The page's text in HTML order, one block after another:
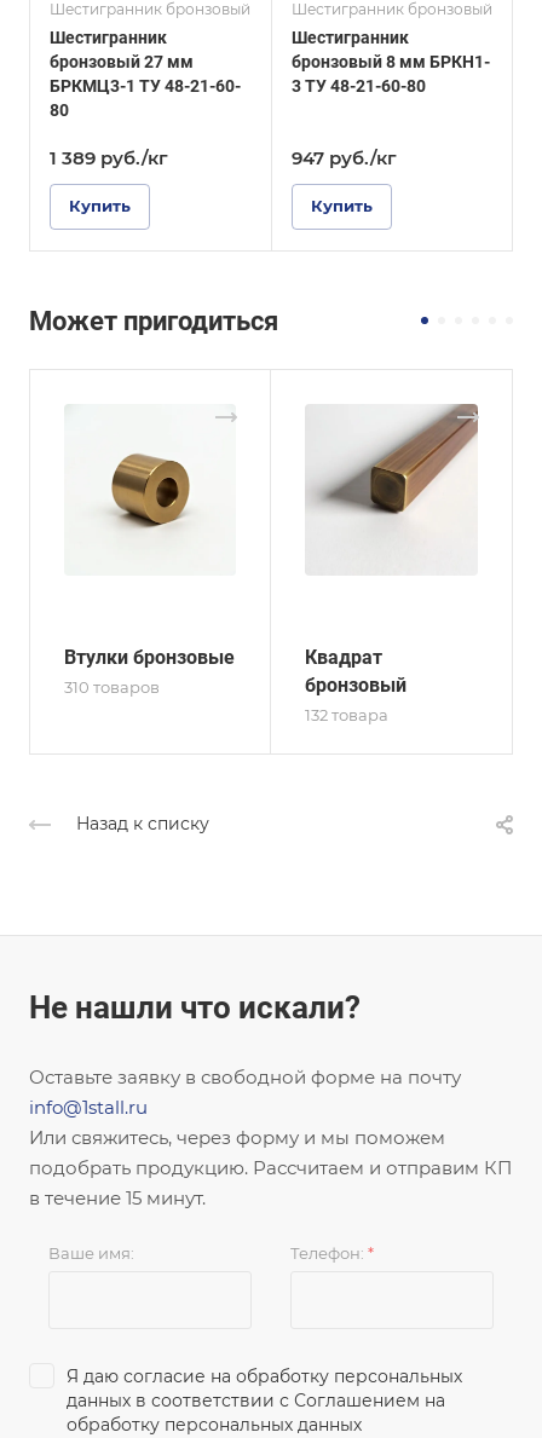
Шестигранник бронзовый
Шестигранник
бронзовый 27 мм
БРКМЦ3-1 ТУ 48-21-60-
80
1 389 руб./кг
Купить
Шестигранник бронзовый
Шестигранник
бронзовый 8 мм БРКН1-
3 ТУ 48-21-60-80
947 руб./кг
Купить
Может пригодиться
Втулки бронзовые
310 товаров
Квадрат
бронзовый
132 товара
Назад к списку
Не нашли что искали?
Оставьте заявку в свободной форме на почту
info@1stall.ru
Или свяжитесь, через форму и мы поможем
подобрать продукцию. Рассчитаем и отправим КП
в течение 15 минут.
Ваше имя: Телефон: *
Я даю согласие на обработку персональных
данных в соответствии с Соглашением на
обработку персональных данных